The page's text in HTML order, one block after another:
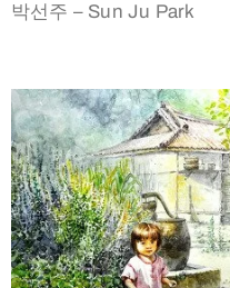
박선주 – Sun Ju Park